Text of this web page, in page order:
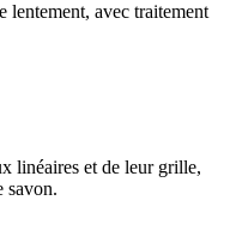
lentement, avec traitement
linéaires et de leur grille,
savon.